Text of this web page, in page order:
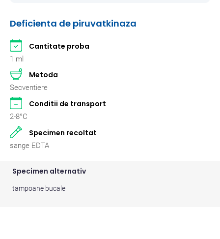
Pisici
Rumegatoare mari
Deficienta de piruvatkinaza
Cantitate proba
1 ml
Metoda
Secventiere
Conditii de transport
2-8°C
Specimen recoltat
sange EDTA
Specimen alternativ
tampoane bucale